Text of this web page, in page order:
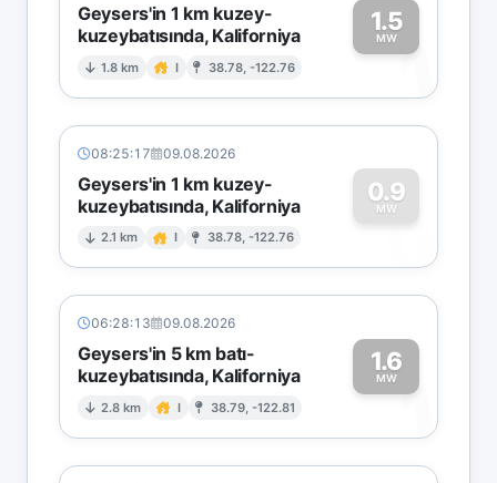
Geysers'in 1 km kuzey-
kuzeybatısında, Kaliforniya
1.8 km I 38.78, -122.76
1.5
MW1
08:25:17 09.08.2026
Geysers'in 1 km kuzey-
kuzeybatısında, Kaliforniya
2.1 km I 38.78, -122.76
0.9
MW
0
06:28:13 09.08.2026
Geysers'in 5 km batı-
kuzeybatısında, Kaliforniya
2.8 km I 38.79, -122.81
1.6
MW1